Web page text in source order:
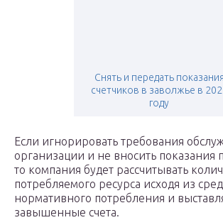
Снять и передать показания
счетчиков в заволжье в
году
Если игнорировать требования
организации и не вносить показания
то компания будет рассчитывать
потребляемого ресурса исходя из
нормативного потребления и
завышенные счета.